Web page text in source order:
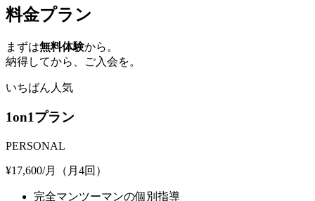
料金プラン
まずは無料体験から。
納得してから、ご入会を。
いちばん人気
1on1プラン
PERSONAL
¥17,600/月（月4回）
完全マンツーマンの個別指導